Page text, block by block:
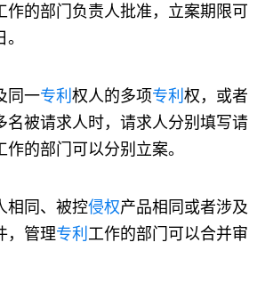
作的部门负责人批准，立案期限可
一专利 权人的多项专利 权，或者
名被请求人时，请求人分别填写请
作的部门可以分别立案。
相同、被控侵权产品相同或者涉及
，管理专利 工作的部门可以合并审